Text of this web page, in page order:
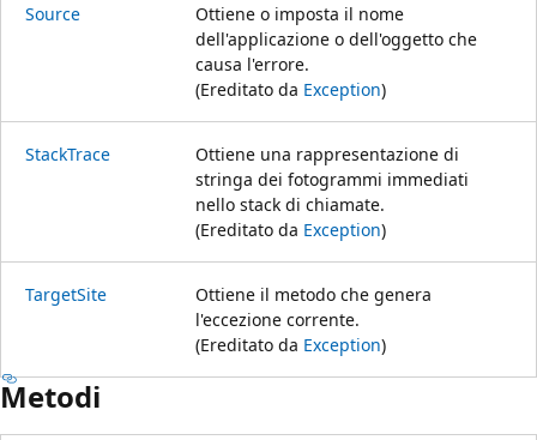
Source
Ottiene o imposta il nome
dell'applicazione o dell'oggetto che
causa l'errore.
(Ereditato da Exception)
StackTrace
Ottiene una rappresentazione di
stringa dei fotogrammi immediati
nello stack di chiamate.
(Ereditato da Exception)
TargetSite
Ottiene il metodo che genera
l'eccezione corrente.
(Ereditato da Exception)
Metodi